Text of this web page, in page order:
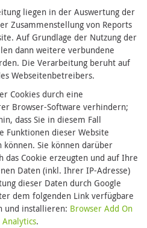
liegen in der Auswertung der
Zusammenstellung von Reports
Auf Grundlage der Nutzung der
dann weitere verbundene
Die Verarbeitung beruht auf
Webseitenbetreibers.
Cookies durch eine
Browser-Software verhindern;
dass Sie in diesem Fall
Funktionen dieser Website
Sie können darüber
das Cookie erzeugten und auf Ihre
Daten (inkl. Ihrer IP-Adresse)
dieser Daten durch Google
dem folgenden Link verfügbare
und installieren: Browser Add On
.